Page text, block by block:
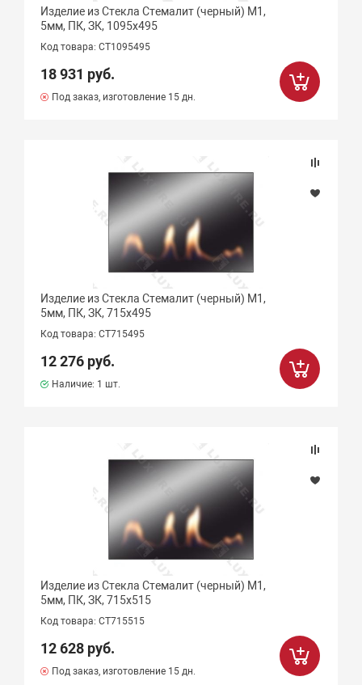
Изделие из Стекла Стемалит (черный) М1,
5мм, ПК, ЗК, 1095х495
Код товара: СТ1095495
18 931 руб.
Под заказ, изготовление 15 дн.
Изделие из Стекла Стемалит (черный) М1,
5мм, ПК, ЗК, 715х495
Код товара: СТ715495
12 276 руб.
Наличие: 1 шт.
Изделие из Стекла Стемалит (черный) М1,
5мм, ПК, ЗК, 715х515
Код товара: СТ715515
12 628 руб.
Под заказ, изготовление 15 дн.